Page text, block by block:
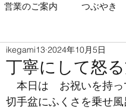
営業のご案内 つぶやき
丁寧にして怒
ikegami13 2024年10月5日
本日は　お祝いを持
切手盆にふくさを乗せ